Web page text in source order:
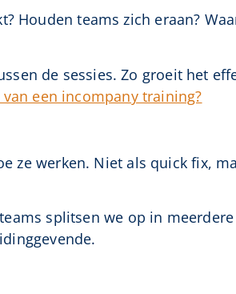
Houden teams zich eraan?
de sessies. Zo groeit het
een incompany training?
ze werken. Niet als quick fix,
splitsen we op in meerdere